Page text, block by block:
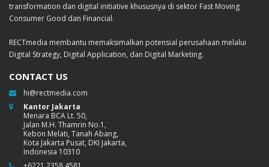
transformation dan digital initiative khususnya di sektor Fast Moving
Consumer Good dan Financial.
RECTmedia membantu memaksimalkan potensial perusahaan melalui
Digital Strategy, Digital Application, dan Digital Marketing.
CONTACT US
hi@rectmedia.com
Kantor Jakarta
Menara BCA Lt. 50,
Jalan M.H. Thamrin No.1,
Kebon Melati, Tanah Abang,
Kota Jakarta Pusat, DKI Jakarta,
Indonesia 10310